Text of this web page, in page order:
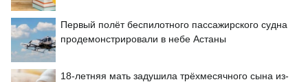
Первый полёт беспилотного пассажирского судна
продемонстрировали в небе Астаны
18-летняя мать задушила трёхмесячного сына из-